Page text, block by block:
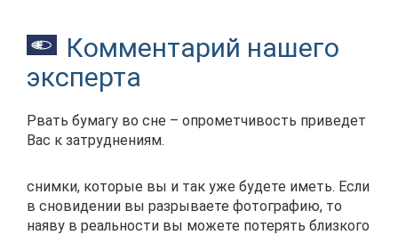
Комментарий нашего
эксперта
Рвать бумагу во сне – опрометчивость приведет
Вас к затруднениям.
снимки, которые вы и так уже будете иметь. Если
в сновидении вы разрываете фотографию, то
наяву в реальности вы можете потерять близкого